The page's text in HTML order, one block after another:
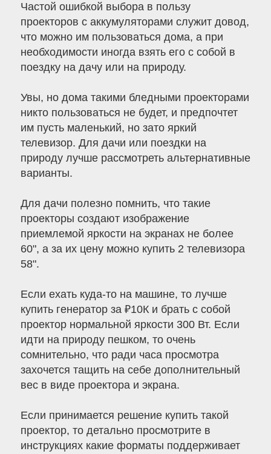
Частой ошибкой выбора в пользу
проекторов с аккумуляторами служит довод,
что можно им пользоваться дома, а при
необходимости иногда взять его с собой в
поездку на дачу или на природу.
Увы, но дома такими бледными проекторами
никто пользоваться не будет, и предпочтет
им пусть маленький, но зато яркий
телевизор. Для дачи или поездки на
природу лучше рассмотреть альтернативные
варианты.
Для дачи полезно помнить, что такие
проекторы создают изображение
приемлемой яркости на экранах не более
60", а за их цену можно купить 2 телевизора
58".
Если ехать куда-то на машине, то лучше
купить генератор за ₽10К и брать с собой
проектор нормальной яркости 300 Вт. Если
идти на природу пешком, то очень
сомнительно, что ради часа просмотра
захочется тащить на себе дополнительный
вес в виде проектора и экрана.
Если принимается решение купить такой
проектор, то детально просмотрите в
инструкциях какие форматы поддерживает